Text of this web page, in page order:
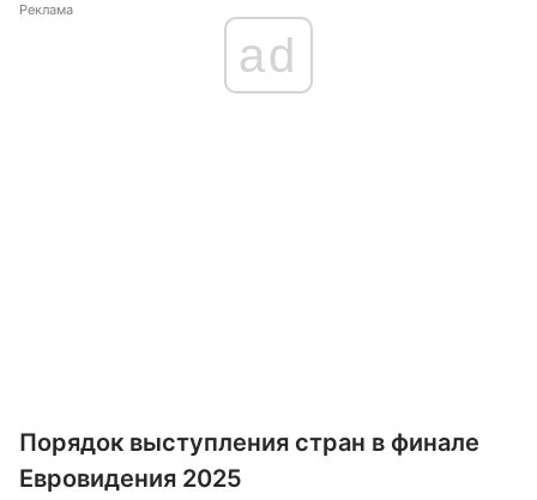
Реклама
ad
Порядок выступления стран в финале
Евровидения 2025